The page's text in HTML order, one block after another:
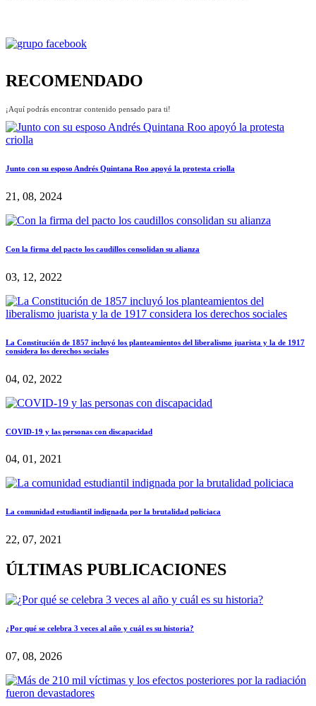
RECOMENDADO
¡Aquí podrás encontrar contenido pensado para ti!
Junto con su esposo Andrés Quintana Roo apoyó la protesta criolla
21, 08, 2024
Con la firma del pacto los caudillos consolidan su alianza
03, 12, 2022
La Constitución de 1857 incluyó los planteamientos del liberalismo juarista y la de 1917
considera los derechos sociales
04, 02, 2022
COVID-19 y las personas con discapacidad
04, 01, 2021
La comunidad estudiantil indignada por la brutalidad policiaca
22, 07, 2021
ÚLTIMAS PUBLICACIONES
¿Por qué se celebra 3 veces al año y cuál es su historia?
07, 08, 2026